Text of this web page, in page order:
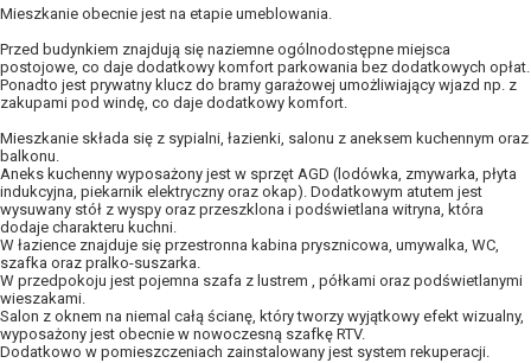
Mieszkanie obecnie jest na etapie umeblowania.
Przed budynkiem znajdują się naziemne ogólnodostępne miejsca
postojowe, co daje dodatkowy komfort parkowania bez dodatkowych opłat.
Ponadto jest prywatny klucz do bramy garażowej umożliwiający wjazd np. z
zakupami pod windę, co daje dodatkowy komfort.
Mieszkanie składa się z sypialni, łazienki, salonu z aneksem kuchennym oraz
balkonu.
Aneks kuchenny wyposażony jest w sprzęt AGD (lodówka, zmywarka, płyta
indukcyjna, piekarnik elektryczny oraz okap). Dodatkowym atutem jest
wysuwany stół z wyspy oraz przeszklona i podświetlana witryna, która
dodaje charakteru kuchni.
W łazience znajduje się przestronna kabina prysznicowa, umywalka, WC,
szafka oraz pralko-suszarka.
W przedpokoju jest pojemna szafa z lustrem , półkami oraz podświetlanymi
wieszakami.
Salon z oknem na niemal całą ścianę, który tworzy wyjątkowy efekt wizualny,
wyposażony jest obecnie w nowoczesną szafkę RTV.
Dodatkowo w pomieszczeniach zainstalowany jest system rekuperacji.